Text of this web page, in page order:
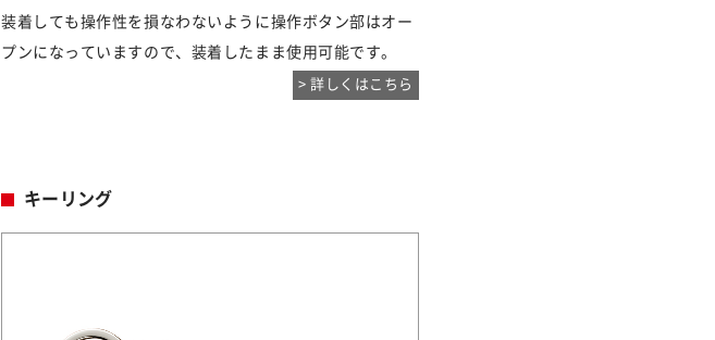
装着しても操作性を損なわないように操作ボタン部はオー
プンになっていますので、装着したまま使用可能です。
> 詳しくはこちら
キーリング